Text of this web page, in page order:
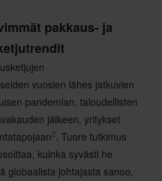
pakkaus- ja
vuosien lähes jatkuvien
pandemian, taloudellisten
jälkeen, yritykset
2. Tuore tutkimus
kuinka syvästi he
globaalista johtajasta sanoo,